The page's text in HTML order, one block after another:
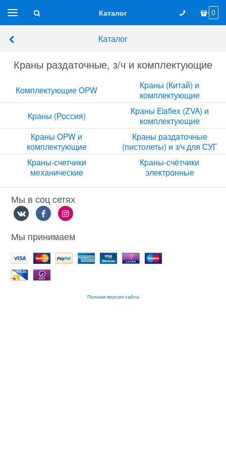
Каталог 0
Каталог
Краны раздаточные, з/ч и комплектующие
Комплектующие OPW
Краны (Китай) и
комплектующие
Краны (Россия)
Краны Elaflex (ZVA) и
комплектующие
Краны OPW и
комплектующие
Краны раздаточные
(пистолеты) и з/ч для СУГ
Краны-счетчики
механические
Краны-счётчики
электронные
Мы в соц сетях
Мы принимаем
Полная версия сайта